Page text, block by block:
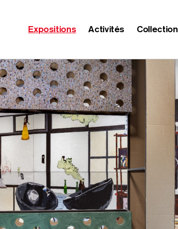
Expositions Activités Collection